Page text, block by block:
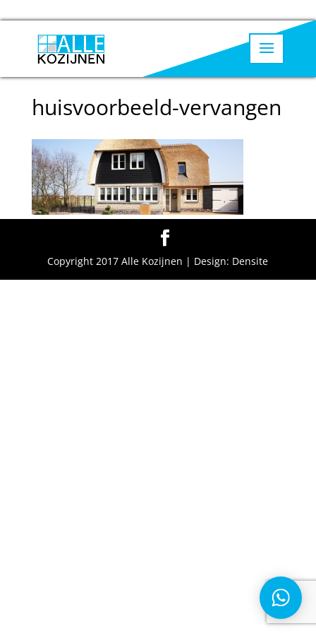
huisvoorbeeld-vervangen
Copyright 2017 Alle Kozijnen | Design: Densite